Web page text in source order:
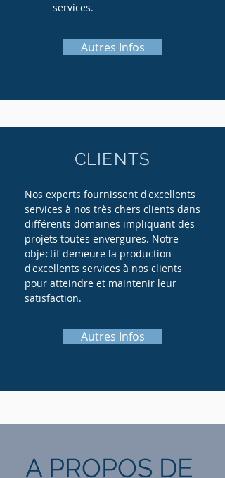
A PROPOS DE
services.
Autres Infos
Autres Infos
Nos experts fournissent d'excellents
services à nos très chers clients dans
différents domaines impliquant des
projets toutes envergures. Notre
objectif demeure la production
d'excellents services à nos clients
pour atteindre et maintenir leur
satisfaction.
CLIENTS